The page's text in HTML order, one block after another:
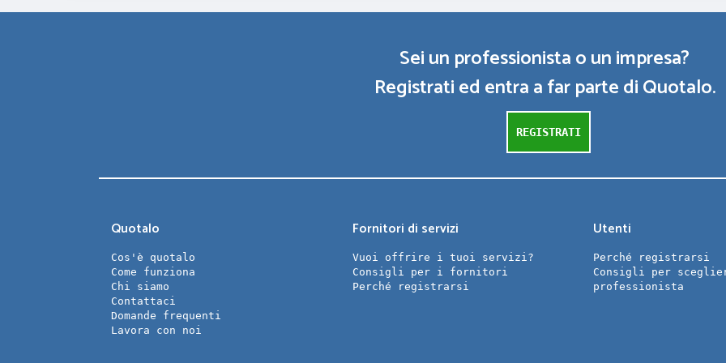
Sei un professionista o un impresa?
Registrati ed entra a far parte di Quotalo.
REGISTRATI
Quotalo
Cos'è quotalo
Come funziona
Chi siamo
Contattaci
Domande frequenti
Lavora con noi
Fornitori di servizi
Vuoi offrire i tuoi servizi?
Consigli per i fornitori
Perché registrarsi
Utenti
Perché registrarsi
Consigli per
professionista